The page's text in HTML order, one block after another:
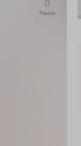
Pause